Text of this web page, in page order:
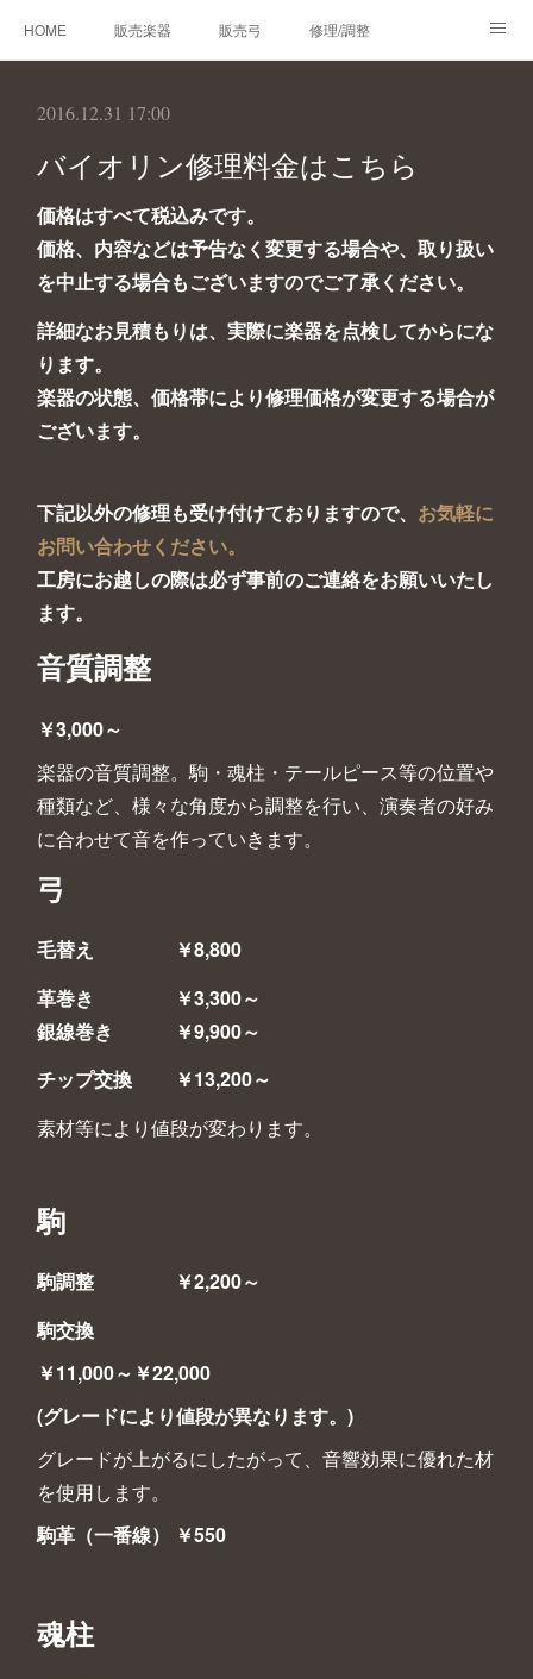
HOME 販売楽器 販売弓 修理/調整
2016.12.31 17:00
バイオリン修理料金はこちら
価格はすべて税込みです。
価格、内容などは予告なく変更する場合や、取り扱い
を中止する場合もございますのでご了承ください。
詳細なお見積もりは、実際に楽器を点検してからにな
ります。
楽器の状態、価格帯により修理価格が変更する場合が
ございます。
下記以外の修理も受け付けておりますので、 お気軽に
お問い合わせください。
工房にお越しの際は必ず事前のご連絡をお願いいたし
ます。
音質調整
￥3,000～
楽器の音質調整。駒・魂柱・テールピース等の位置や
種類など、様々な角度から調整を行い、演奏者の好み
に合わせて音を作っていきます。
弓
毛替え
￥8,800
革巻き ￥3,300～
銀線巻き ￥9,900～
チップ交換 ￥13,200～
素材等により値段が変わります。
駒
駒調整 ￥2,200～
駒交換
￥11,000～ ￥22,000
(グレードにより値段が異なります。)
グレードが上がるにしたがって、音響効果に優れた材
を使用します。
駒革（一番線） ￥550
魂柱